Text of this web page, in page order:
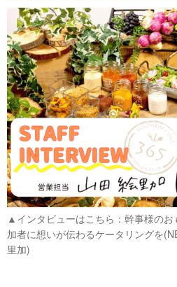
▲インタビューはこちら：幹事様の
加者に想いが伝わるケータリングを
里加)